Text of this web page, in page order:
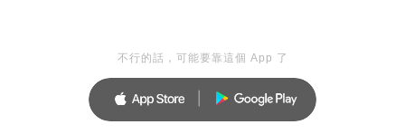
不行的話，可能要靠這個 App 了